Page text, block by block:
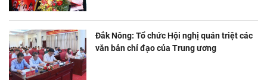
Đắk Nông: Tổ chức Hội nghị quán triệt các
văn bản chỉ đạo của Trung ương